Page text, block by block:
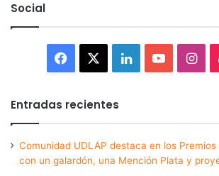
Social
Facebook LinkedInYouTube
Entradas recientes
Comunidad UDLAP destaca en los
con un galardón, una Mención Plata y